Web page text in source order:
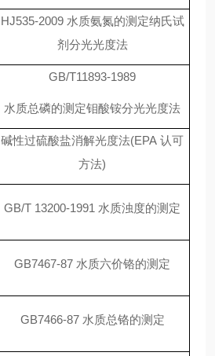
HJ535-2009 水质氨氮的测定纳氏试
剂分光光度法
GB/T11893-1989
水质总磷的测定钼酸铵分光光度法
碱性过硫酸盐消解光度法(EPA 认可
方法)
GB/T 13200-1991 水质浊度的测定
GB7467-87 水质六价铬的测定
GB7466-87 水质总铬的测定